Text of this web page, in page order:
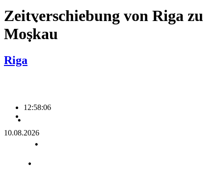
Zeitverschiebung von Riga zu
Moskau
Riga
12:58:06
10.08.2026